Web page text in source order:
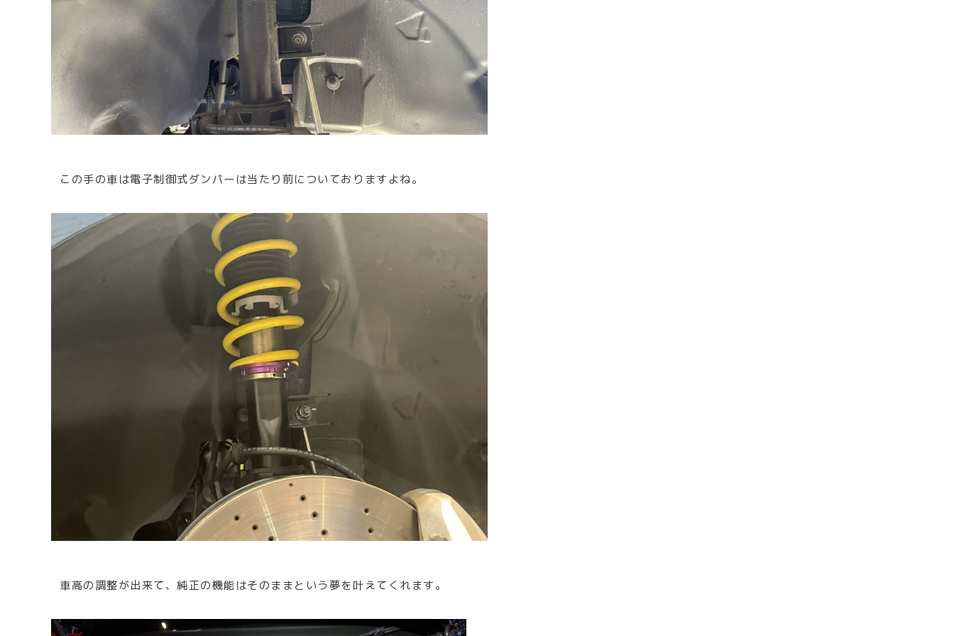
この手の車は電子制御式ダンパーは当たり前についておりますよね。
車高の調整が出来て、純正の機能はそのままという夢を叶えてくれます。